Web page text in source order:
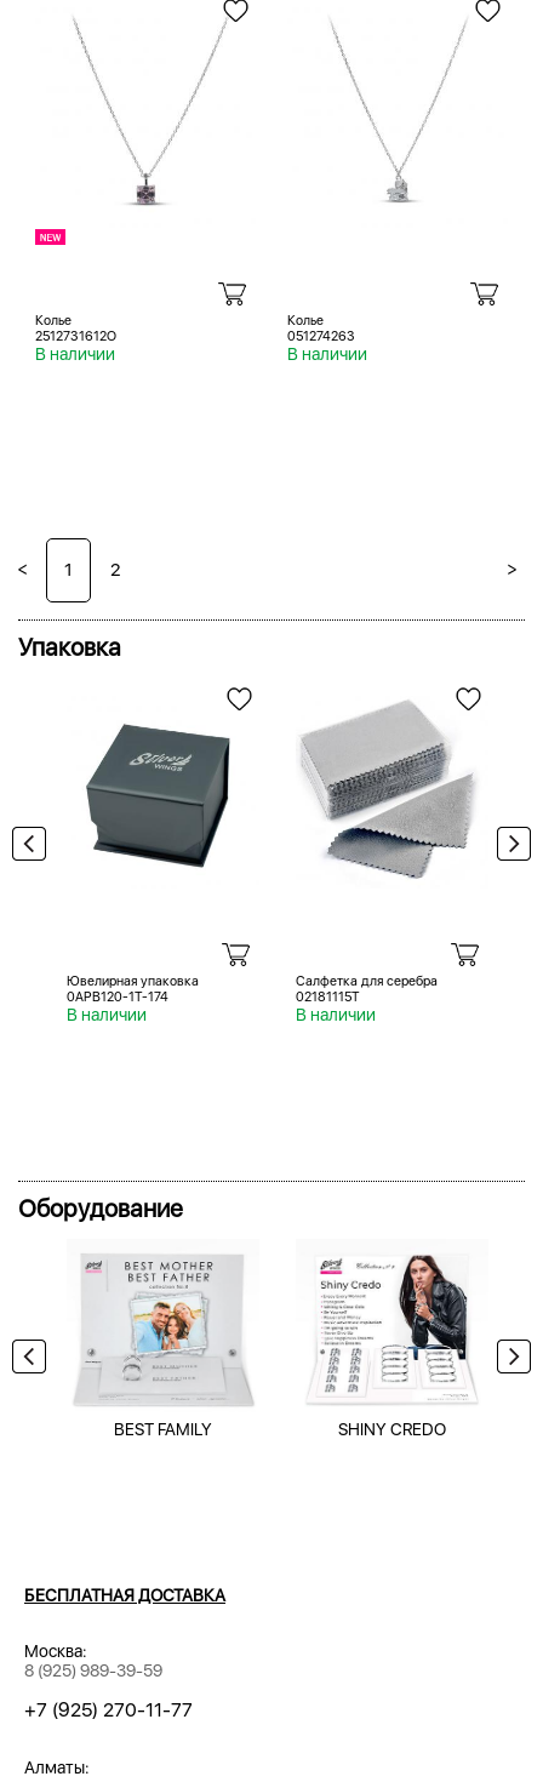
Колье
2512731612O
В наличии
Колье
051274263
В наличии
< 1 2 >
Упаковка
Ювелирная упаковка
0APB120-1T-174
В наличии
Салфетка для серебра
02181115T
В наличии
Оборудование
BEST FAMILY SHINY CREDO
БЕСПЛАТНАЯ ДОСТАВКА
Москва:
8 (925) 989-39-59
+7 (925) 270-11-77
Алматы: